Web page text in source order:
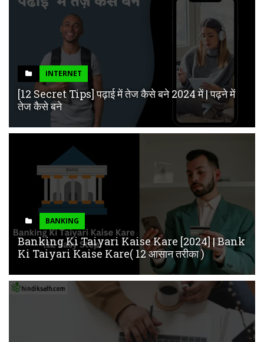
INTERNET
[12 Secret Tips] पढ़ाई में तेज कैसे बने 2024 में | पढ़ने में
तेज कैसे बने
BANKING
Banking Ki Taiyari Kaise Kare [2024] | Bank
Ki Taiyari Kaise Kare( 12 आसान तरीका )